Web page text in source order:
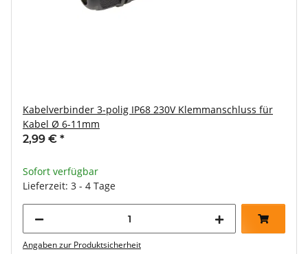
Kabelverbinder 3-polig IP68 230V Klemmanschluss für
Kabel Ø 6-11mm
2,99 € *
Sofort verfügbar
Lieferzeit: 3 - 4 Tage
Angaben zur Produktsicherheit